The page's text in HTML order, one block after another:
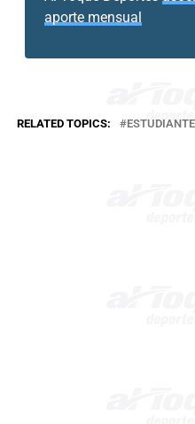
aporte mensual
RELATED TOPICS: